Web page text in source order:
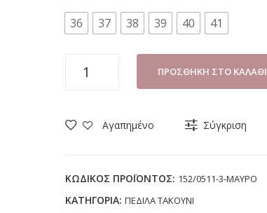
36 37 38 39 40 41
SOFT
ΜΑΥΡΟ
ΠΡΟΣΘΉΚΗ ΣΤΟ ΚΑΛΆΘΙ
Αγαπημένο Σύγκριση
ΚΩΔΙΚΌΣ ΠΡΟΪΌΝΤΟΣ: 152/0511-3-ΜΑΥΡΟ
ΚΑΤΗΓΟΡΊΑ: ΠΕΔΙΛΑ ΤΑΚΟΥΝΙ